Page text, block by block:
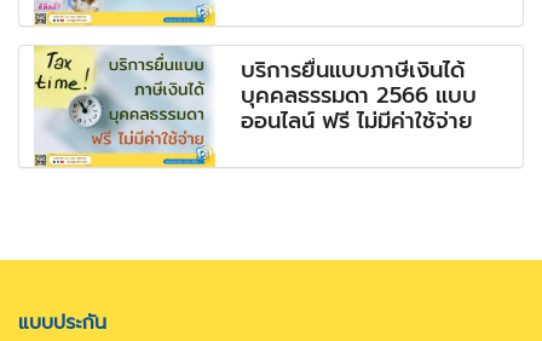
บริการยื่นแบบภาษีเงินได้
บุคคลธรรมดา 2566 แบบ
ออนไลน์ ฟรี ไม่มีค่าใช้จ่าย
แบบประกัน